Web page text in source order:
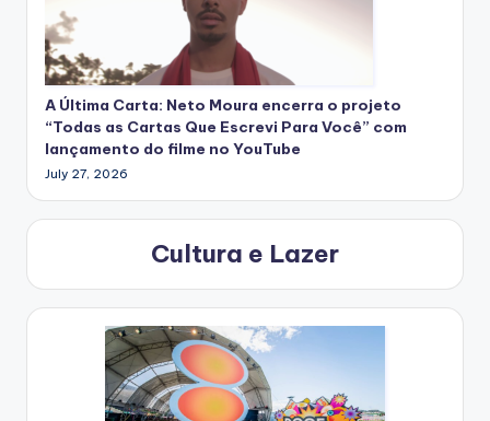
A Última Carta: Neto Moura encerra o projeto
“Todas as Cartas Que Escrevi Para Você” com
lançamento do filme no YouTube
July 27, 2026
Cultura e Lazer